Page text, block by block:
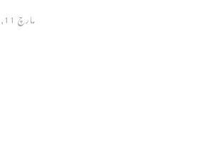
مارچ 11, 2024